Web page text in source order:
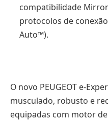
compatibilidade
protocolos de
Auto™).
O novo PEUGEOT e-
musculado, robusto e
equipadas com motor